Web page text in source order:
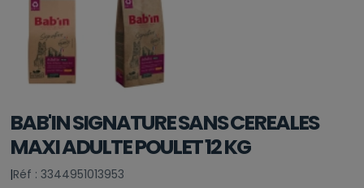
BAB'IN SIGNATURE SANS CEREALES
MAXI ADULTE POULET 12 KG
|Réf : 3344951013953